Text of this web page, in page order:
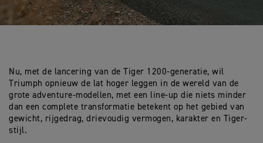
Nu, met de lancering van de Tiger 1200-generatie, wil
Triumph opnieuw de lat hoger leggen in de wereld van de
grote adventure-modellen, met een line-up die niets minder
dan een complete transformatie betekent op het gebied van
gewicht, rijgedrag, drievoudig vermogen, karakter en Tiger-
stijl.